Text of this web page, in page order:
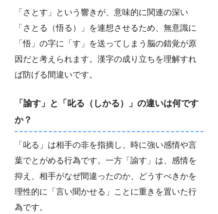
「さとす」という響きが、意味的に関連の深い
「さとる（悟る）」を連想させるため、無意識に
「悟」の字に「す」を送ってしまう脳の錯覚が原
因だと考えられます。漢字の成り立ちを理解すれ
ば防げる間違いです。
「諭す」と「叱る（しかる）」の違いは何です
か？
「叱る」は相手の非を指摘し、時に強い感情や言
葉でとがめる行為です。一方「諭す」は、感情を
抑え、相手がなぜ間違ったのか、どうすべきかを
理性的に「言い聞かせる」ことに重きを置いた行
為です。